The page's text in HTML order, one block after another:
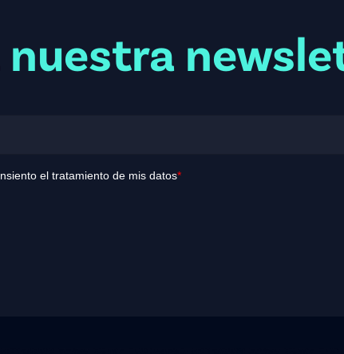
nuestra
el tratamiento de mis datos*